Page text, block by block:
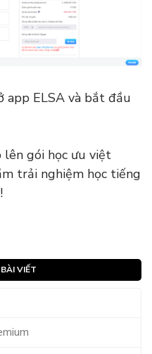
app ELSA và bắt đầu
lên gói học ưu việt
trải nghiệm học tiếng
VIẾT